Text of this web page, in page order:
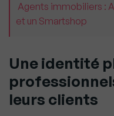
Agents immobiliers :
et un Smartshop
Une identité
leurs clients